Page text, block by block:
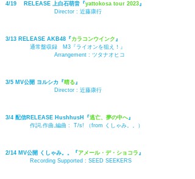
4/19 RELEASE 上白石萌音『yattokosa tour 2023』
Director : 近藤康行
3/13 RELEASE AKB48『カラコンウインク 』
通常盤収録 M3『ライオンを狙え！』
Arrangement : ツタナオヒコ
3/5 MV公開 ヨルシカ 『晴る』
Director : 近藤康行
3/4 配信RELEASE HushhusH『逃亡、夢の中へ』
作詞,作曲,編曲 : T/s! （from くしゃみ。。）
2/14 MV公開 くしゃみ。。『アメール・デ・ショコラ 』
Recording Supported : SEED SEEKERS